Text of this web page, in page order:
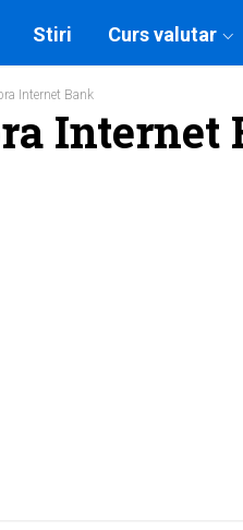
Stiri Curs valutar
Internet Bank
Internet